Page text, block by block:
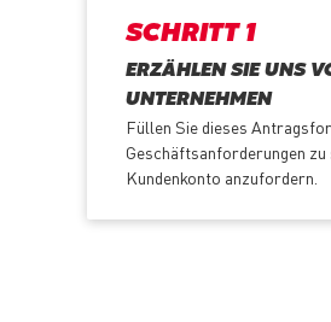
SCHRITT 1
ERZÄHLEN SIE UNS
UNTERNEHMEN
Füllen Sie dieses
Geschäftsanforderungen
Kundenkonto anzufordern.